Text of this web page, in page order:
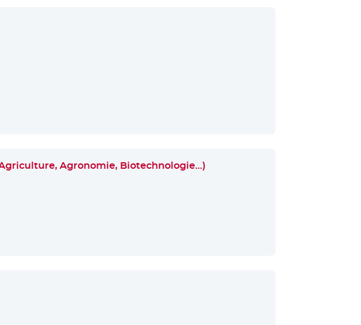
Agronomie, Biotechnologie…)